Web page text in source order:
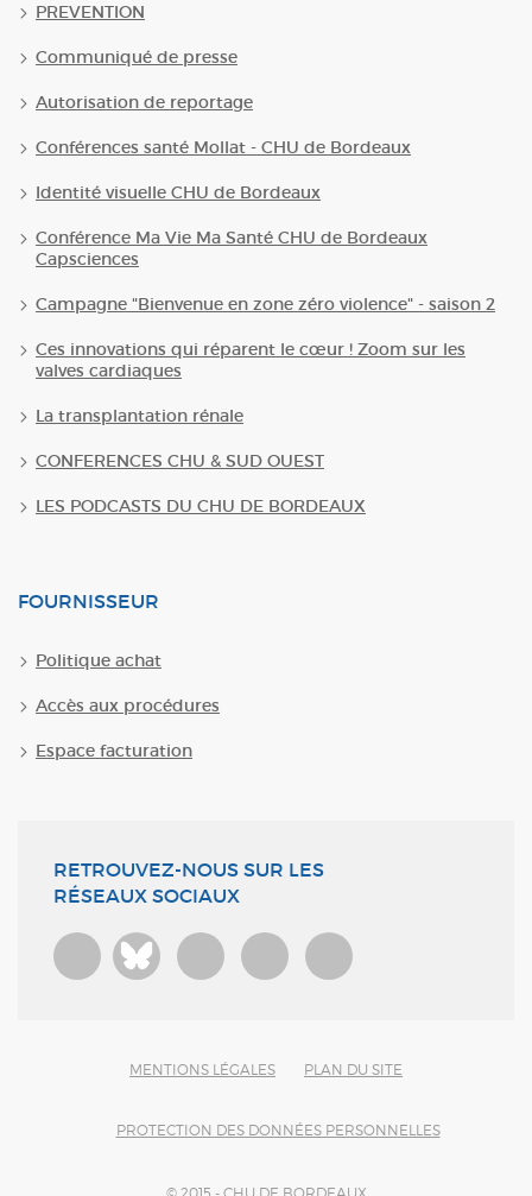
PREVENTION
Communiqué de presse
Autorisation de reportage
Conférences santé Mollat - CHU de Bordeaux
Identité visuelle CHU de Bordeaux
Conférence Ma Vie Ma Santé CHU de Bordeaux
Capsciences
Campagne "Bienvenue en zone zéro violence" - saison 2
Ces innovations qui réparent le cœur ! Zoom sur les
valves cardiaques
La transplantation rénale
CONFERENCES CHU & SUD OUEST
LES PODCASTS DU CHU DE BORDEAUX
FOURNISSEUR
Politique achat
Accès aux procédures
Espace facturation
RETROUVEZ-NOUS SUR LES
RÉSEAUX SOCIAUX
Bluesky
MENTIONS LÉGALES PLAN DU SITE
PROTECTION DES DONNÉES PERSONNELLES